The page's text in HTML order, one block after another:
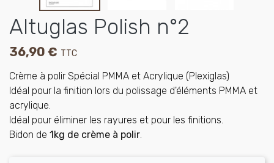
Altuglas Polish n°2
36,90 € TTC
Crème à polir Spécial PMMA et Acrylique (Plexiglas)
Idéal pour la finition lors du polissage d'éléments PMMA et
acrylique.
Idéal pour éliminer les rayures et pour les finitions.
Bidon de 1kg de crème à polir.